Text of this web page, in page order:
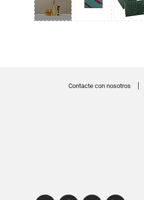
Contacte con nosotros